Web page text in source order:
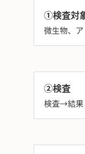
①検査対
微生物、
②検査
検査→結果